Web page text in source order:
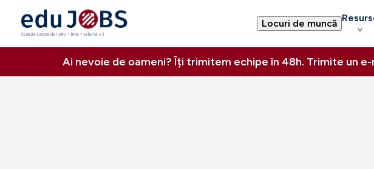
Locuri de muncă
Ai nevoie de oameni? Îți trimitem echipe în 48h. Trimite un